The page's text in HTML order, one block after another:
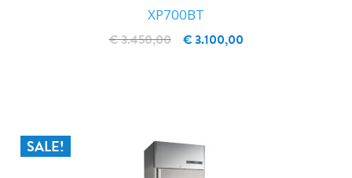
XP700BT
€ 3.100,00
€ 3.450,00
SALE!